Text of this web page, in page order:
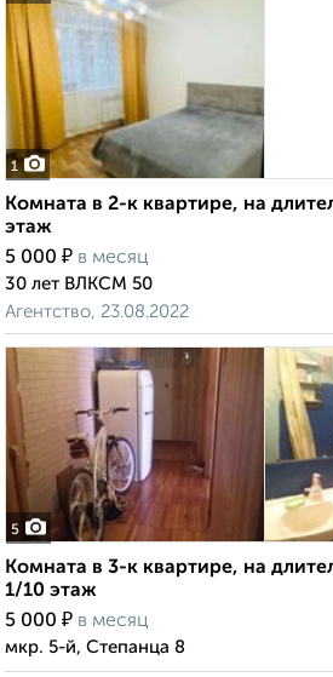
1
Комната в 2-к квартире, на
этаж
5 000 ₽ в месяц
30 лет ВЛКСМ 50
Агентство, 23.08.2022
5
Комната в 3-к квартире, на
1/10 этаж
5 000 ₽ в месяц
мкр. 5-й, Степанца 8